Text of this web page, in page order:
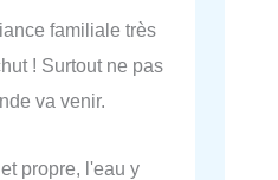
familiale très
! Surtout ne pas
va venir.
propre, l'eau y